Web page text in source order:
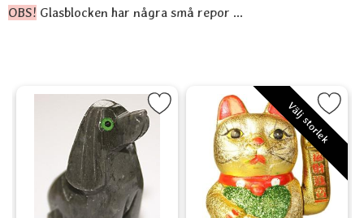
OBS! Glasblocken har några små repor ...
som favoritMarkera Stendjur som favorit Välj storlek
Markera Kinesisk